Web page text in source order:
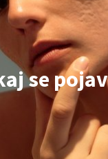
se